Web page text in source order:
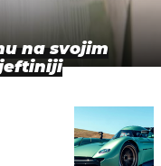
na svojim